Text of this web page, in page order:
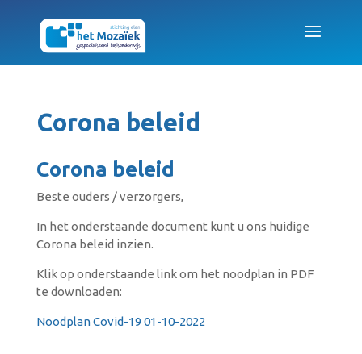
Corona beleid
Corona beleid
Beste ouders / verzorgers,
In het onderstaande document kunt u ons huidige
Corona beleid inzien.
Klik op onderstaande link om het noodplan in PDF
te downloaden:
Noodplan Covid-19 01-10-2022